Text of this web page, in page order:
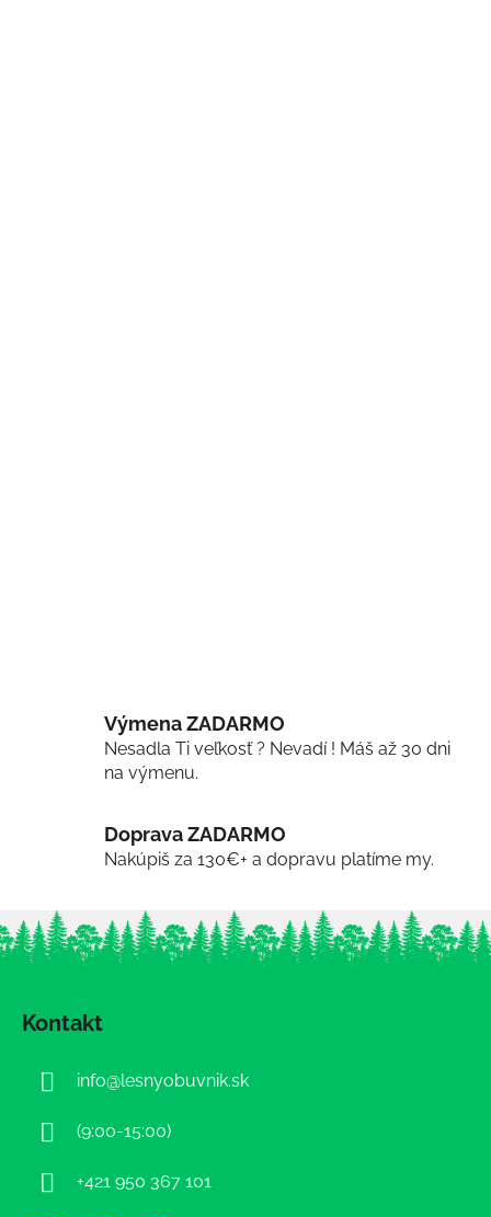
Výmena ZADARMO
Nesadla Ti veľkosť ? Nevadí ! Máš až 30 dni
na výmenu.
Doprava ZADARMO
Nakúpiš za 130€+ a dopravu platíme my.
Kontakt
info@lesnyobuvnik.sk
(9:00-15:00)
+421 950 367 101